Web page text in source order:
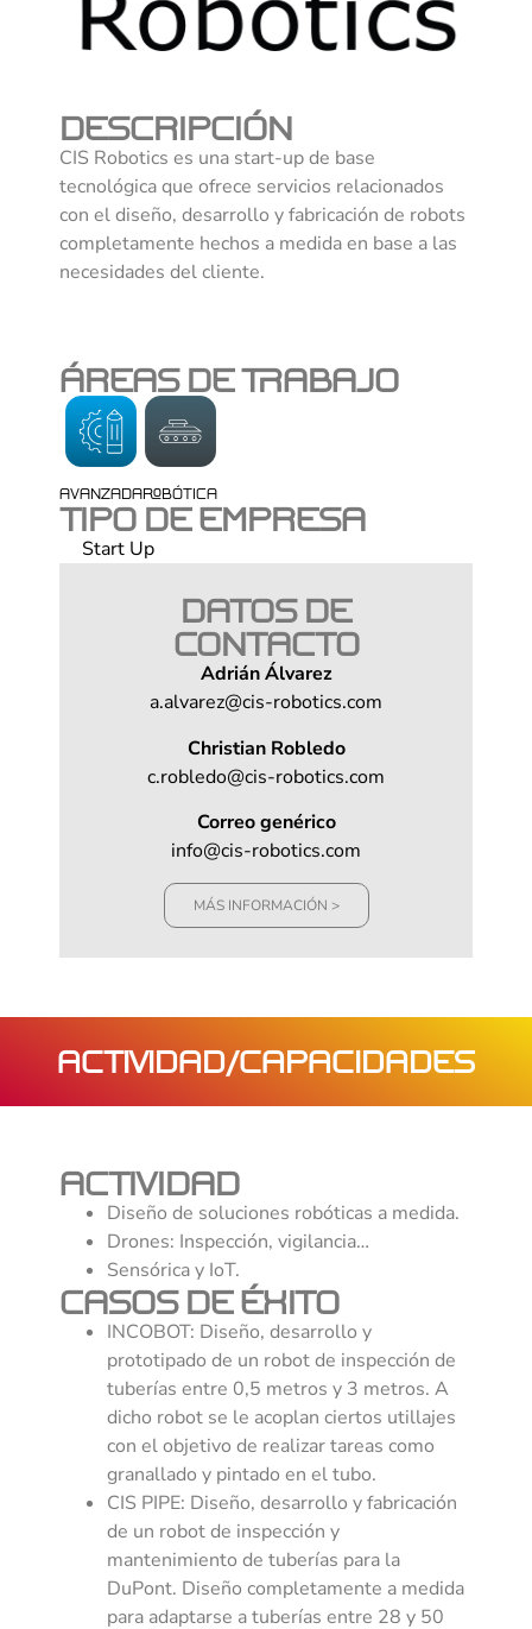
DESCRIPCIÓN
CIS Robotics es una start-up de base
tecnológica que ofrece servicios relacionados
con el diseño, desarrollo y fabricación de robots
completamente hechos a medida en base a las
necesidades del cliente.
ÁREAS DE TRABAJO
AVANZADAROBÓTICA
TIPO DE EMPRESA
Start Up
DATOS DE
CONTACTO
Adrián Álvarez
a.alvarez@cis-robotics.com
Christian Robledo
c.robledo@cis-robotics.com
Correo genérico
info@cis-robotics.com
MÁS INFORMACIÓN >
ACTIVIDAD/CAPACIDADES
ACTIVIDAD
Diseño de soluciones robóticas a medida.
Drones: Inspección, vigilancia…
Sensórica y IoT.
CASOS DE ÉXITO
INCOBOT: Diseño, desarrollo y
prototipado de un robot de inspección de
tuberías entre 0,5 metros y 3 metros. A
dicho robot se le acoplan ciertos utillajes
con el objetivo de realizar tareas como
granallado y pintado en el tubo.
CIS PIPE: Diseño, desarrollo y fabricación
de un robot de inspección y
mantenimiento de tuberías para la
DuPont. Diseño completamente a medida
para adaptarse a tuberías entre 28 y 50